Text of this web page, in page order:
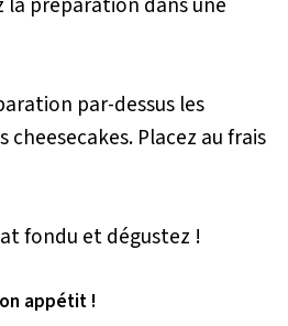
par-dessus les
cheesecakes. Placez au frais
fondu et dégustez !
appétit !